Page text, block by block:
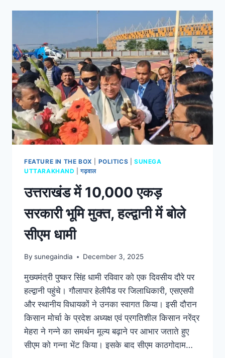
FEATURE IN THE BOX POLITICS |SUNEGA
UTTARAKHAND
|गढ़वाल
उत्तराखंड में 10,000 एकड़
सरकारी भूमि मुक्त, हल्द्वानी में बोले
सीएम धामी
By sunegaindia December 3, 2025
मुख्यमंत्री पुष्कर सिंह धामी रविवार को एक दिवसीय दौरे पर
हल्द्वानी पहुंचे। गौलापार हेलीपैड पर जिलाधिकारी, एसएसपी
और स्थानीय विधायकों ने उनका स्वागत किया। इसी दौरान
किसान मोर्चा के प्रदेश अध्यक्ष एवं प्रगतिशील किसान नरेंद्र
मेहरा ने गन्ने का समर्थन मूल्य बढ़ाने पर आभार जताते हुए
सीएम को गन्ना भेंट किया। इसके बाद सीएम काठगोदाम…